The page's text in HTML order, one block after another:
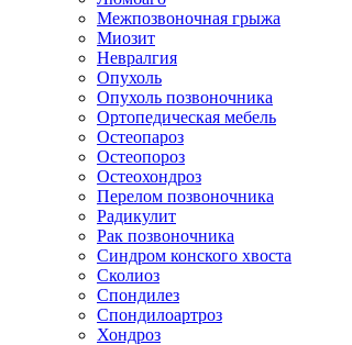
Межпозвоночная грыжа
Миозит
Невралгия
Опухоль
Опухоль позвоночника
Ортопедическая мебель
Остеопароз
Остеопороз
Остеохондроз
Перелом позвоночника
Радикулит
Рак позвоночника
Синдром конского хвоста
Сколиоз
Спондилез
Спондилоартроз
Хондроз